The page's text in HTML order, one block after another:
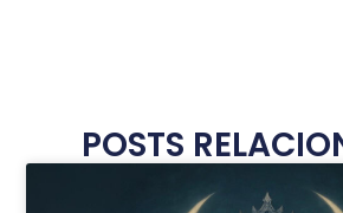
POSTS